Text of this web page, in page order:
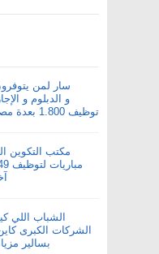
سار لمن
توظيف 1.800 بعدة مصالح و إدارات عمومية
مكتب التكوين
الشباب اللي
الشركات الكبرى
بسالير